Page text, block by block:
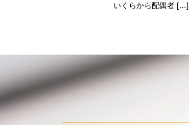
いくらから配偶者 […]